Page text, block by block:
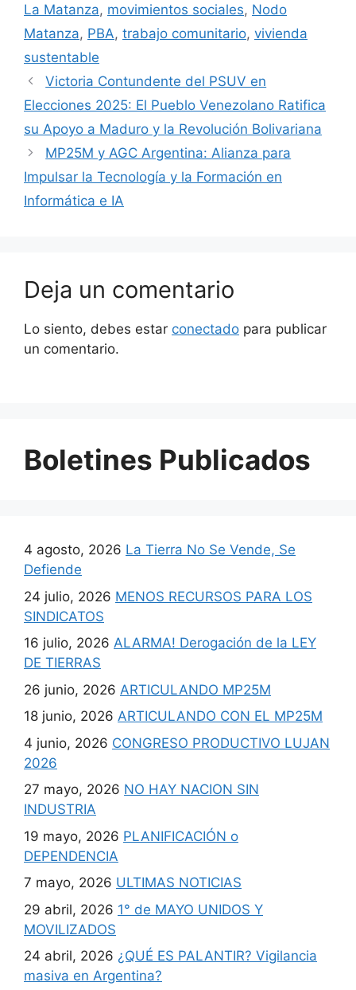
La Matanza, movimientos sociales, Nodo
Matanza, PBA, trabajo comunitario, vivienda
sustentable
Victoria Contundente del PSUV en
Elecciones 2025: El Pueblo Venezolano Ratifica
su Apoyo a Maduro y la Revolución Bolivariana
MP25M y AGC Argentina: Alianza para
Impulsar la Tecnología y la Formación en
Informática e IA
Deja un comentario
Lo siento, debes estar conectado para publicar
un comentario.
Boletines Publicados
4 agosto, 2026 La Tierra No Se Vende, Se
Defiende
24 julio, 2026 MENOS RECURSOS PARA LOS
SINDICATOS
16 julio, 2026 ALARMA! Derogación de la LEY
DE TIERRAS
26 junio, 2026 ARTICULANDO MP25M
18 junio, 2026 ARTICULANDO CON EL MP25M
4 junio, 2026 CONGRESO PRODUCTIVO LUJAN
2026
27 mayo, 2026 NO HAY NACION SIN
INDUSTRIA
19 mayo, 2026 PLANIFICACIÓN o
DEPENDENCIA
7 mayo, 2026 ULTIMAS NOTICIAS
29 abril, 2026 1° de MAYO UNIDOS Y
MOVILIZADOS
24 abril, 2026 ¿QUÉ ES PALANTIR? Vigilancia
masiva en Argentina?